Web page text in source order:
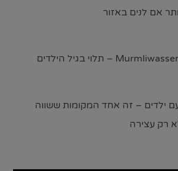
אם לנים באזור
– זה אחד המקומות ששווה
עצירה